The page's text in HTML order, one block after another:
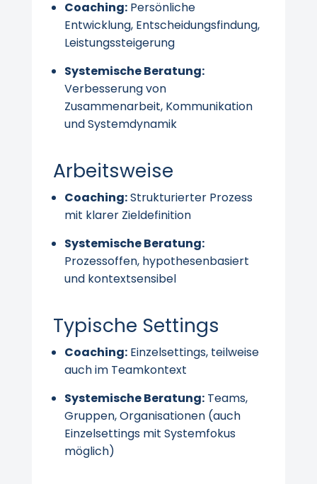
Coaching:Persönliche
Entwicklung, Entscheidungsfindung,
Leistungssteigerung
Systemische Beratung:
Verbesserung von
Zusammenarbeit, Kommunikation
und Systemdynamik
Arbeitsweise
Coaching:Strukturierter Prozess
mit klarer Zieldefinition
Systemische Beratung:
Prozessoffen, hypothesenbasiert
und kontextsensibel
Typische Settings
Coaching:Einzelsettings, teilweise
auch im Teamkontext
Systemische Beratung:Teams,
Gruppen, Organisationen (auch
Einzelsettings mit Systemfokus
möglich)